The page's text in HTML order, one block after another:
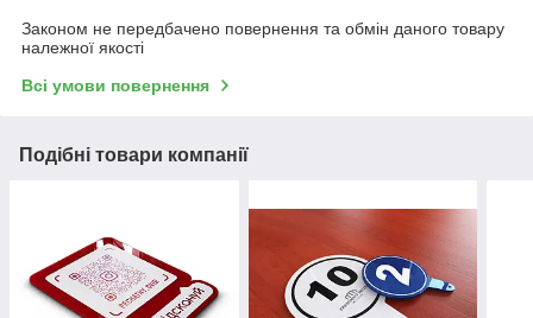
Законом не передбачено повернення та обмін даного товару
належної якості
Всі умови повернення
Подібні товари компанії